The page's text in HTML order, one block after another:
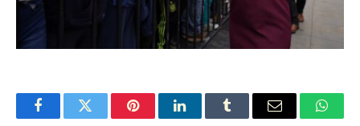
FacebookTwitter PinterestLinkedInTumblr Email